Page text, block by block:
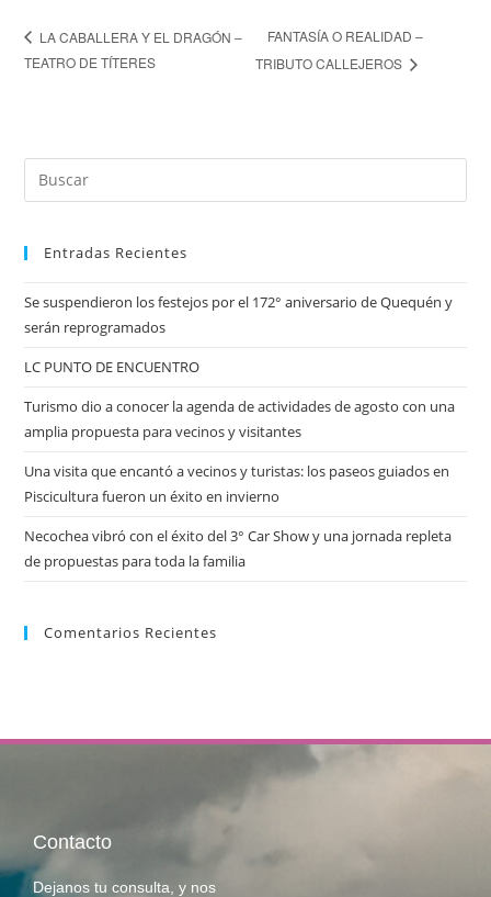
LA CABALLERA Y EL DRAGÓN –
TEATRO DE TÍTERES
FANTASÍA O REALIDAD –
TRIBUTO CALLEJEROS
Entradas Recientes
Se suspendieron los festejos por el 172° aniversario de Quequén y
serán reprogramados
LC PUNTO DE ENCUENTRO
Turismo dio a conocer la agenda de actividades de agosto con una
amplia propuesta para vecinos y visitantes
Una visita que encantó a vecinos y turistas: los paseos guiados en
Piscicultura fueron un éxito en invierno
Necochea vibró con el éxito del 3° Car Show y una jornada repleta
de propuestas para toda la familia
Comentarios Recientes
Contacto
Dejanos tu consulta, y nos